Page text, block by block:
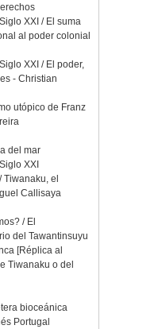
XXI / El suma
al poder colonial
XXI / El poder,
- Christian
utópico de Franz
del mar
XXI
el
Callisaya
/ El
del Tawantinsuyu
[Réplica al
Tiwanaku o del
bioceánica
Portugal